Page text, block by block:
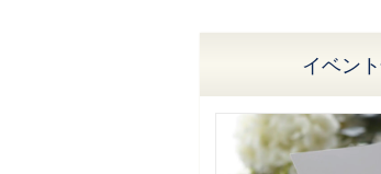
イベン